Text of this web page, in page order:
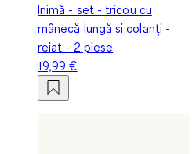
Inimă - set - tricou cu
mânecă lungă și colanți -
reiat - 2 piese
19,99 €